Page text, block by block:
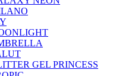
GEL PRINCESS